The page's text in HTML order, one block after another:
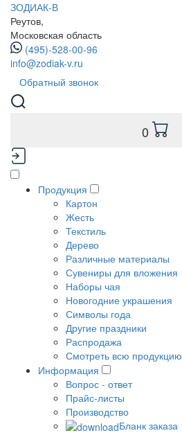
ЗОДИАК-В
Реутов,
Московская область
(495)-528-00-96
info@zodiak-v.ru
Обратный звонок
0
Продукция
Картон
Жесть
Текстиль
Дерево
Различные материалы
Сувениры для вложения
Наборы чая
Новогодние украшения
Символы года
Другие праздники
Распродажа
Смотреть всю продукцию
Информация
Вопрос - ответ
Прайс-листы
Производство
Бланк заказа